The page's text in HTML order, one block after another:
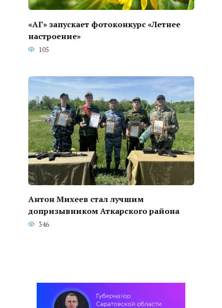
«АГ» запускает фотоконкурс «Летнее
настроение»
105
Антон Михеев стал лучшим
допризывником Аткарского района
346